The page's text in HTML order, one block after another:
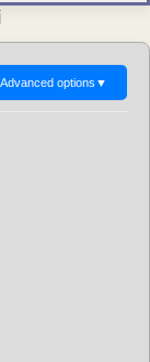
Advanced options ▼